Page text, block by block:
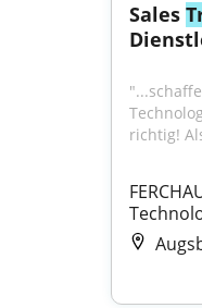
Sales
richtig!